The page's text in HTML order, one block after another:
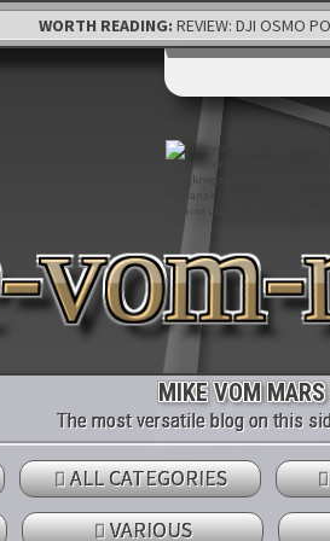
WORTH READING: REVIEW: DJI OSMO
MIKE VOM MARS
The most versatile blog on this
ALL CATEGORIES
VARIOUS